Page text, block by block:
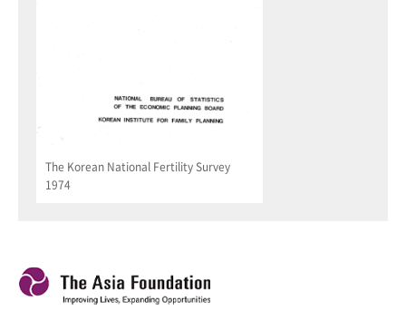
The Korean National Fertility Survey
1974